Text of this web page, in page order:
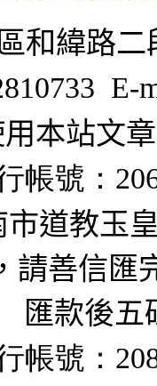
和緯路二
E-
本站文
帳號：
道教玉
請善信匯
匯款後五
帳號：